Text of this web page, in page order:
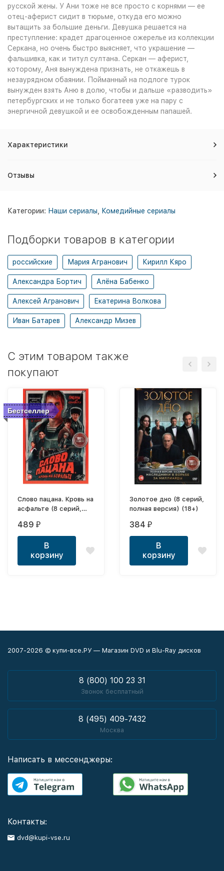
русской жены. У Ани тоже не все просто с корнями — ее
отец-аферист сидит в тюрьме, откуда его можно
вытащить за большие деньги. Девушка решается на
преступление: крадет драгоценное ожерелье из коллекции
Серкана, но очень быстро выясняет, что украшение —
фальшивка, как и титул султана. Серкан — аферист,
которому, Аня вынуждена признать, не откажешь в
незаурядном обаянии. Пойманный на подлоге турок
вынужден взять Аню в долю, чтобы и дальше «разводить»
петербургских и не только богатеев уже на пару с
энергичной девушкой и ее освобожденным папашей.
Характеристики
Отзывы
Категории: Наши сериалы Комедийные сериалы
Подборки товаров в категории
российские Мария Агранович Кирилл Кяро
Александра Бортич Алёна Бабенко
Алексей Агранович Екатерина Волкова
Иван Батарев Александр Мизев
C этим товаром также
покупают
Бестселлер
Слово пацана. Кровь на
асфальте (8 серий,
489 ₽
В
корзину
Золотое дно (8 серий,
полная версия) (18+)
384 ₽
В
корзину
2007-2026 © купи-все.РУ — Магазин DVD и Blu-Ray дисков
8 (800) 100 23 31
Звонок бесплатный
8 (495) 409-7432
Москва
Написать в мессенджеры:
Контакты:
dvd@kupi-vse.ru